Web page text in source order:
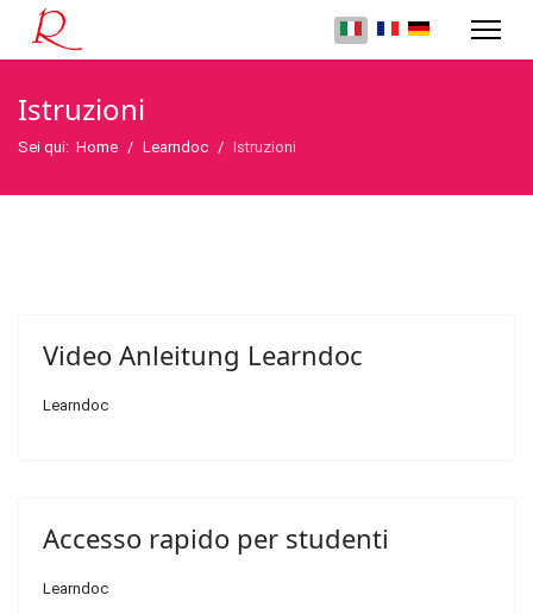
Istruzioni
Sei qui: Home Learndoc Istruzioni
Video Anleitung Learndoc
Learndoc
Accesso rapido per studenti
Learndoc